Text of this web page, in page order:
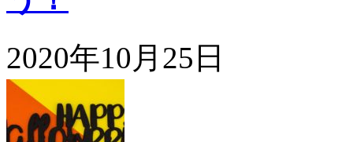
2020年10月25日